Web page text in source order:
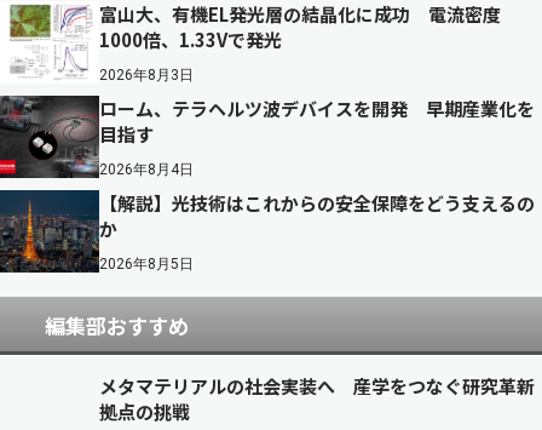
富山大、有機EL発光層の結晶化に成功 電流密度
1000倍、1.33Vで発光
2026年8月3日
ローム、テラヘルツ波デバイスを開発 早期産業化を
目指す
2026年8月4日
【解説】光技術はこれからの安全保障をどう支えるの
か
2026年8月5日
編集部おすすめ
メタマテリアルの社会実装へ 産学をつなぐ研究革新
拠点の挑戦